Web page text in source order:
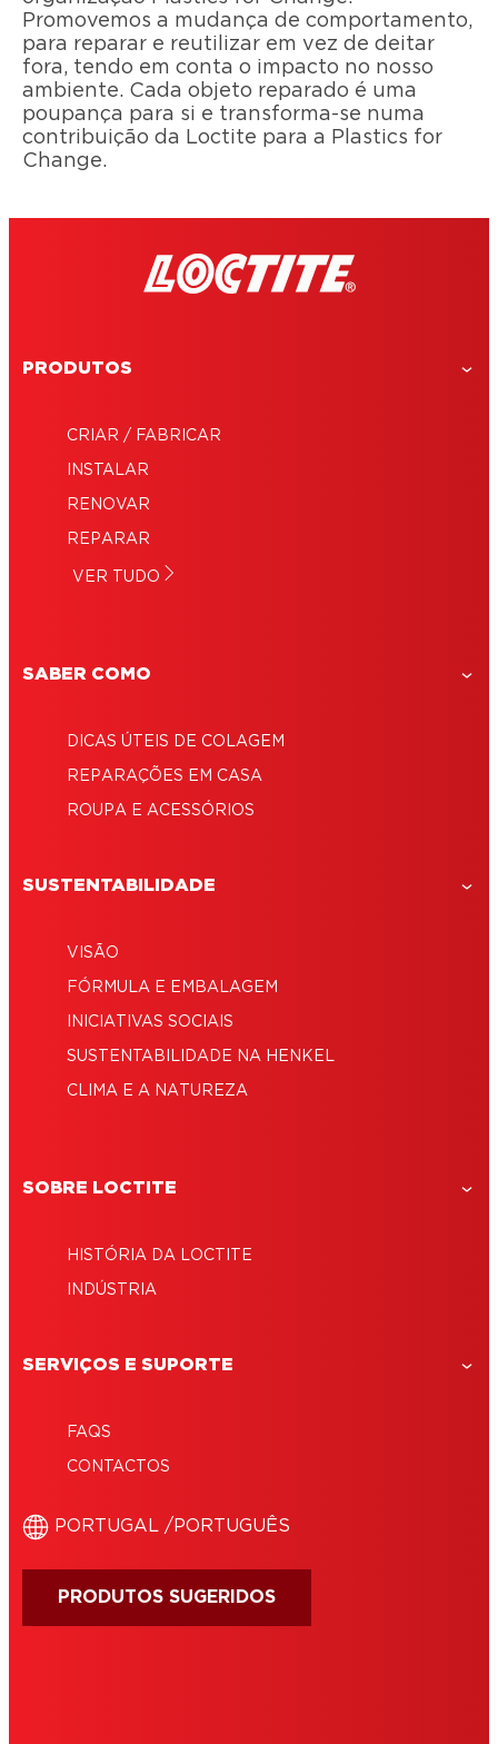
Promovemos a mudança de comportamento,
para reparar e reutilizar em vez de deitar
fora, tendo em conta o impacto no nosso
ambiente. Cada objeto reparado é uma
poupança para si e transforma-se numa
contribuição da Loctite para a Plastics for
Change.
PRODUTOS
CRIAR / FABRICAR
INSTALAR
RENOVAR
REPARAR
VER TUDO
SABER COMO
DICAS ÚTEIS DE COLAGEM
REPARAÇÕES EM CASA
ROUPA E ACESSÓRIOS
SUSTENTABILIDADE
VISÃO
FÓRMULA E EMBALAGEM
INICIATIVAS SOCIAIS
SUSTENTABILIDADE NA HENKEL
CLIMA E A NATUREZA
SOBRE LOCTITE
HISTÓRIA DA LOCTITE
INDÚSTRIA
SERVIÇOS E SUPORTE
FAQS
CONTACTOS
‎PORTUGAL /‎PORTUGUÊS
PRODUTOS SUGERIDOS